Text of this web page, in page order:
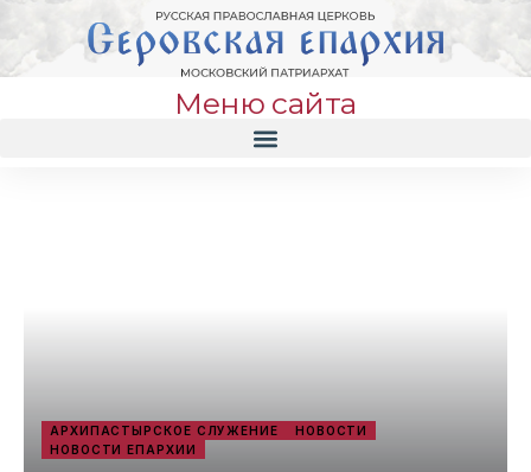
Меню сайта
АРХИПАСТЫРСКОЕ СЛУЖЕНИЕ
НОВОСТИ
НОВОСТИ ЕПАРХИИ